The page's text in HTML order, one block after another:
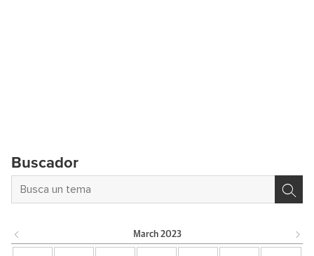
Buscador
March 2023